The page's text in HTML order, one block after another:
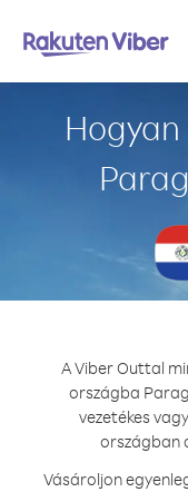
A Viber Outtal
országba
vezetékes
országban
Vásároljon